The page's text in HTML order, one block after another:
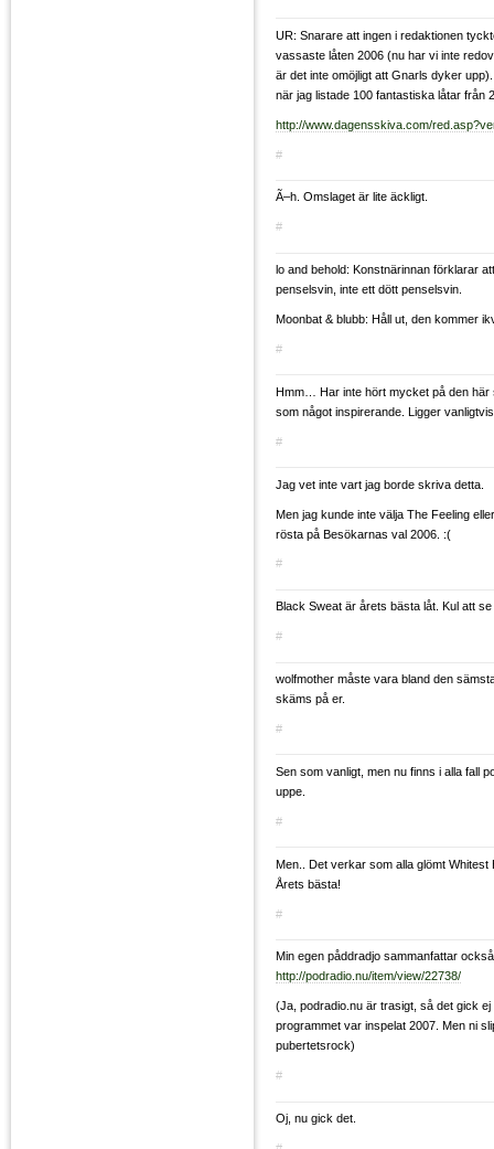
UR: Snarare att ingen i redaktionen
vassaste låten 2006 (nu har vi inte
är det inte omöjligt att Gnarls dyker
när jag listade 100 fantastiska låtar från
http://www.dagensskiva.com/
#
Ã–h. Omslaget är lite äckligt.
#
lo and behold: Konstnärinnan förklarar
penselsvin, inte ett dött penselsvin.
Moonbat & blubb: Håll ut, den kommer
#
Hmm… Har inte hört mycket på den här
som något inspirerande. Ligger
#
Jag vet inte vart jag borde skriva detta.
Men jag kunde inte välja The Feeling
rösta på Besökarnas val 2006. :(
#
Black Sweat är årets bästa låt. Kul att
#
wolfmother måste vara bland den
skäms på er.
#
Sen som vanligt, men nu finns i alla fall
uppe.
#
Men.. Det verkar som alla glömt Whitest
Årets bästa!
#
Min egen påddradjo sammanfattar
http://podradio.nu/item/view/22738/
(Ja, podradio.nu är trasigt, så det gick ej
programmet var inspelat 2007. Men ni
pubertetsrock)
#
Oj, nu gick det.